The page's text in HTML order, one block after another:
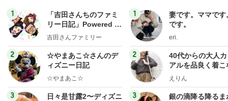
1
「吉田さんちのファミ
リー日記」Powered b
y Ameba 吉田さんファ
ログ
吉田さんファミリー
2
☆やまあこ☆さんのデ
ィズニー日記
☆やまあこ☆
3
日々是甘露2〜ディズニ
1
妻です。ママです
です。
eri.
2
40代からの大人
アルを品良く着こ
ファッションブロ
えりん
3
銀の滴降る降るま